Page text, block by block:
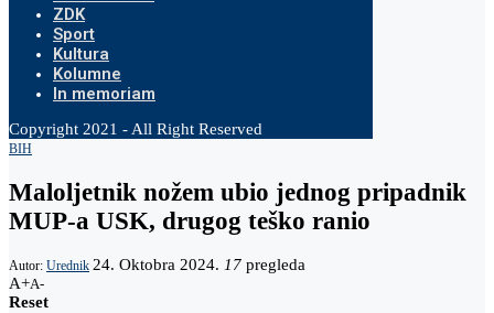
ZDK
Sport
Kultura
Kolumne
In memoriam
Copyright 2021 - All Right Reserved
BIH
Maloljetnik nožem ubio jednog pripadnik
MUP-a USK, drugog teško ranio
Autor: Urednik 24. Oktobra 2024. 17 pregleda
A+A-
Reset